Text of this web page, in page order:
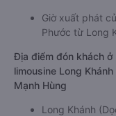
Giờ xuất phát
Phước từ Long
Địa điểm đón khách
limousine Long
Mạnh Hùng
Long Khánh